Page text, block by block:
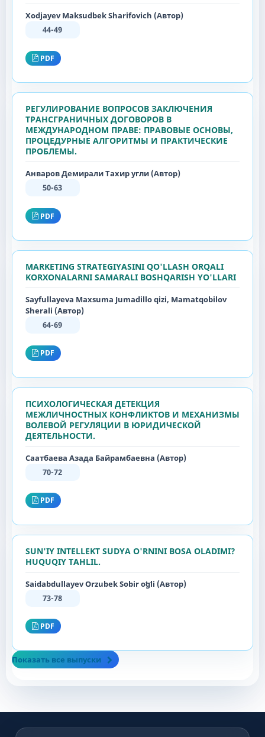
Xodjayev Maksudbek Sharifovich (Автор)
44-49
PDF
РЕГУЛИРОВАНИЕ ВОПРОСОВ ЗАКЛЮЧЕНИЯ
ТРАНСГРАНИЧНЫХ ДОГОВОРОВ В
МЕЖДУНАРОДНОМ ПРАВЕ: ПРАВОВЫЕ ОСНОВЫ,
ПРОЦЕДУРНЫЕ АЛГОРИТМЫ И ПРАКТИЧЕСКИЕ
ПРОБЛЕМЫ.
Анваров Демирали Тахир угли (Автор)
50-63
PDF
MARKETING STRATEGIYASINI QO'LLASH ORQALI
KORXONALARNI SAMARALI BOSHQARISH YO'LLARI
Sayfullayeva Maxsuma Jumadillo qizi, Mamatqobilov
Sherali (Автор)
64-69
PDF
ПСИХОЛОГИЧЕСКАЯ ДЕТЕКЦИЯ
МЕЖЛИЧНОСТНЫХ КОНФЛИКТОВ И МЕХАНИЗМЫ
ВОЛЕВОЙ РЕГУЛЯЦИИ В ЮРИДИЧЕСКОЙ
ДЕЯТЕЛЬНОСТИ.
Саатбаева Азада Байрамбаевна (Автор)
70-72
PDF
SUN'IY INTELLEKT SUDYA O'RNINI BOSA OLADIMI?
HUQUQIY TAHLIL.
Saidabdullayev Orzubek Sobir oʻgʻli (Автор)
73-78
PDF
Показать все выпуски